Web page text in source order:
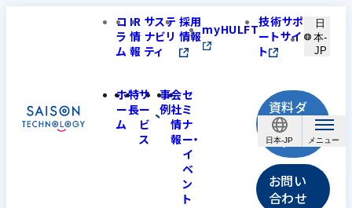
日本-JP
コ
ラ
ム
IR
情
報
サステ
ナビリ
ティ
採用
情報myHULFT技術サポ
ートサイ
ト
日
本-
JP
ホ
ー
ム
特
長
サ
ー
ビ
ス
事
例
会
社
情
報
セ
ミ
ナ
ー・
イ
ベ
ン
ト
資料ダ
ウンロ
ード
お問い
合わせ